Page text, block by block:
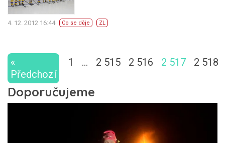
4. 12. 2012 16:44 Co se děje ZL
«
Předchozí
1 … 2 515 2 516 2 517 2 518